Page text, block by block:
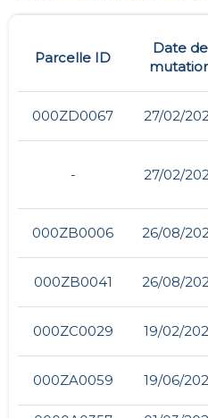
Parcelle ID
Date de
000ZD0067 27/02/
- 27/02/
000ZB0006 26/08/
000ZB0041 26/08/
000ZC0029 19/02/
000ZA0059 19/06/